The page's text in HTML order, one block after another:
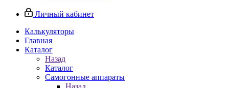
Личный кабинет
Калькуляторы
Главная
Каталог
Назад
Каталог
Самогонные аппараты
Назад